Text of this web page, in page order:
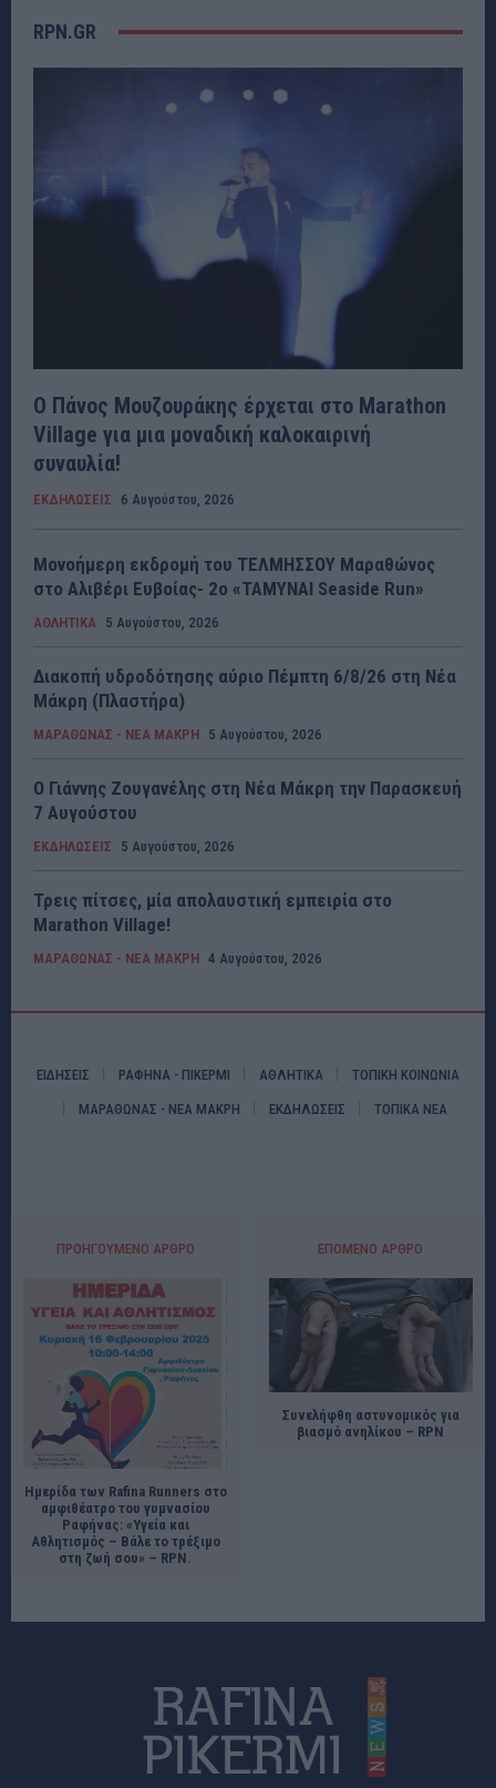
RPN.GR
Ο Πάνος Μουζουράκης έρχεται στο Marathon
Village για μια μοναδική καλοκαιρινή
συναυλία!
ΕΚΔΗΛΩΣΕΙΣ 6 Αυγούστου, 2026
Μονοήμερη εκδρομή του ΤΕΛΜΗΣΣΟΥ Μαραθώνος
στο Αλιβέρι Ευβοίας- 2ο «ΤΑΜΥΝΑΙ Seaside Run»
ΑΘΛΗΤΙΚΑ 5 Αυγούστου, 2026
Διακοπή υδροδότησης αύριο Πέμπτη 6/8/26 στη Νέα
Μάκρη (Πλαστήρα)
ΜΑΡΑΘΩΝΑΣ - ΝΕΑ ΜΑΚΡΗ 5 Αυγούστου, 2026
Ο Γιάννης Ζουγανέλης στη Νέα Μάκρη την Παρασκευή
7 Αυγούστου
ΕΚΔΗΛΩΣΕΙΣ 5 Αυγούστου, 2026
Τρεις πίτσες, μία απολαυστική εμπειρία στο
Marathon Village!
ΜΑΡΑΘΩΝΑΣ - ΝΕΑ ΜΑΚΡΗ 4 Αυγούστου, 2026
ΕΙΔΗΣΕΙΣ ΡΑΦΗΝΑ - ΠΙΚΕΡΜΙ ΑΘΛΗΤΙΚΑ ΤΟΠΙΚΗ ΚΟΙΝΩΝΙΑ
ΜΑΡΑΘΩΝΑΣ - ΝΕΑ ΜΑΚΡΗ ΕΚΔΗΛΩΣΕΙΣ ΤΟΠΙΚΑ ΝΕΑ
ΠΡΟΗΓΟΎΜΕΝΟ ΆΡΘΡΟ
Ημερίδα των Rafina Runners στο
αμφιθέατρο του γυμνασίου
Ραφήνας: «Υγεία και
Αθλητισμός – Βάλε το τρέξιμο
στη ζωή σου» – RPN.
ΕΠΌΜΕΝΟ ΆΡΘΡΟ
Συνελήφθη αστυνομικός για
βιασμό ανηλίκου – RPN